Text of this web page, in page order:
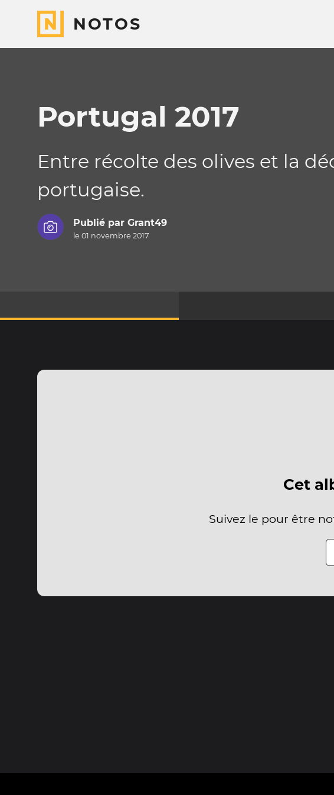
NOTOS
Portugal 2017
Entre récolte des olives et la
portugaise.
Publié par Grant49
le 01 novembre 2017
Cet
Suivez le pour être